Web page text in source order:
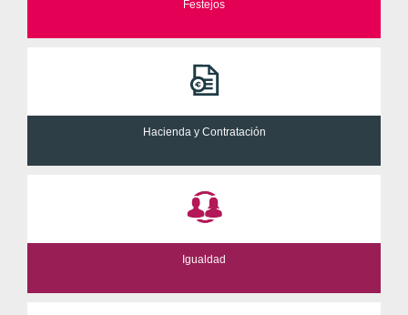
Festejos
Hacienda y Contratación
Igualdad